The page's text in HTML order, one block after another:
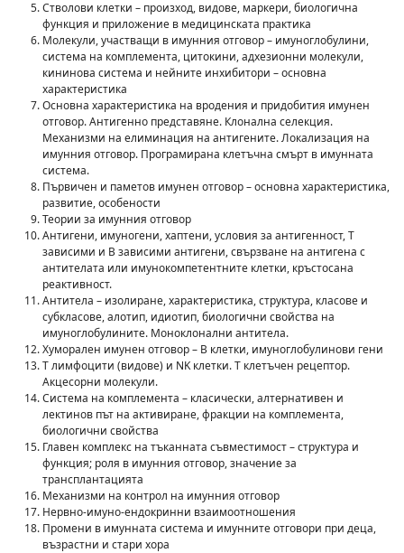
Стволови клетки – произход, видове, маркери, биологична
функция и приложение в медицинската практика
Молекули, участващи в имунния отговор – имуноглобулини,
система на комплемента, цитокини, адхезионни молекули,
кининова система и нейните инхибитори – основна
характеристика
Основна характеристика на вродения и придобития имунен
отговор. Антигенно представяне. Клонална селекция.
Механизми на елиминация на антигените. Локализация на
имунния отговор. Програмирана клетъчна смърт в имунната
система.
Първичен и паметов имунен отговор – основна характеристика,
развитие, особености
Теории за имунния отговор
Антигени, имуногени, хаптени, условия за антигенност, Т
зависими и В зависими антигени, свързване на антигена с
антителата или имунокомпетентните клетки, кръстосана
реактивност.
Антитела – изолиране, характеристика, структура, класове и
субкласове, алотип, идиотип, биологични свойства на
имуноглобулините. Моноклонални антитела.
Хуморален имунен отговор – В клетки, имуноглобулинови гени
Т лимфоцити (видове) и NK клетки. Т клетъчен рецептор.
Акцесорни молекули.
Система на комплемента – класически, алтернативен и
лектинов път на активиране, фракции на комплемента,
биологични свойства
Главен комплекс на тъканната съвместимост – структура и
функция; роля в имунния отговор, значение за
трансплантацията
Механизми на контрол на имунния отговор
Нервно-имуно-ендокринни взаимоотношения
Промени в имунната система и имунните отговори при деца,
възрастни и стари хора